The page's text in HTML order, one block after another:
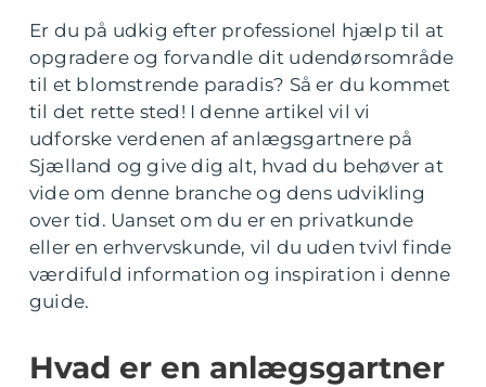
Er du på udkig efter professionel hjælp til at
opgradere og forvandle dit udendørsområde
til et blomstrende paradis? Så er du kommet
til det rette sted! I denne artikel vil vi
udforske verdenen af anlægsgartnere på
Sjælland og give dig alt, hvad du behøver at
vide om denne branche og dens udvikling
over tid. Uanset om du er en privatkunde
eller en erhvervskunde, vil du uden tvivl finde
værdifuld information og inspiration i denne
guide.
Hvad er en anlægsgartner